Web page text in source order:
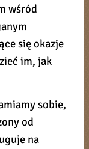
wśród
się okazje
im, jak
sobie,
od
na